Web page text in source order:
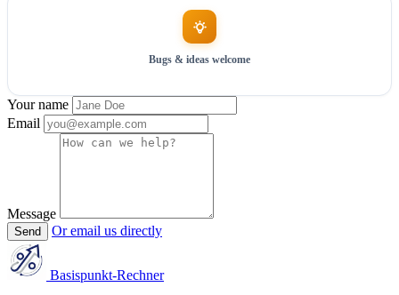
Bugs & ideas welcome
Your name
Email
Message
Send Or email us directly
Basispunkt-Rechner